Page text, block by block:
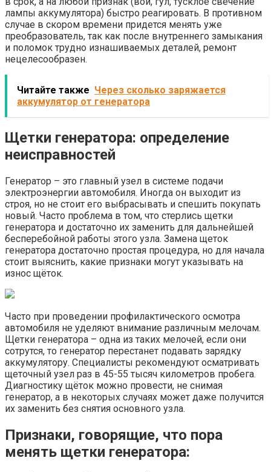
лампы аккумулятора) быстро реагировать. В противном
случае в скором времени придется менять уже
преобразователь, так как после внутреннего замыкания
и поломок трудно изнашиваемых деталей, ремонт
нецелесообразен.
Читайте также Через сколько заряжается
аккумулятор от генератора
Щетки генератора: определение
неисправностей
Генератор – это главный узел в системе подачи
электроэнергии автомобиля. Иногда он выходит из
строя, но не стоит его выбрасывать и спешить покупать
новый. Часто проблема в том, что стерлись щетки
генератора и достаточно их заменить для дальнейшей
бесперебойной работы этого узла. Замена щеток
генератора достаточно простая процедура, но для начала
стоит выяснить, какие признаки могут указывать на
износ щёток.
Часто при проведении профилактического осмотра
автомобиля не уделяют внимание различным мелочам.
Щетки генератора – одна из таких мелочей, если они
сотрутся, то генератор перестанет подавать зарядку
аккумулятору. Специалисты рекомендуют осматривать
щеточный узел раз в 45-55 тысяч километров пробега.
Диагностику щёток можно провести, не снимая
генератор, а в некоторых случаях может даже получится
их заменить без снятия основного узла.
Признаки, говорящие, что пора
менять щетки генератора: